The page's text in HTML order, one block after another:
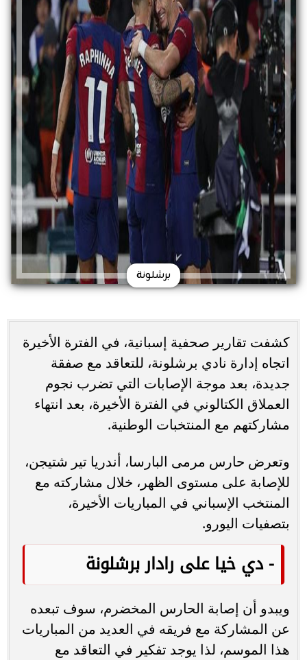
برشلونة
كشفت تقارير صحفية إسبانية، في الفترة الأخيرة
اتجاه إدارة نادي برشلونة، للتعاقد مع صفقة
جديدة، بعد موجة الإصابات التي تضرب نجوم
العملاق الكتالوني في الفترة الأخيرة، بعد انتهاء
مشاركتهم مع المنتخبات الوطنية.
وتعرض حارس مرمى البارسا، أندريا تير شتيجن،
للإصابة على مستوى الظهر، خلال مشاركته مع
المنتخب الإسباني في المباريات الأخيرة،
بتصفيات اليورو.
- دي خيا على رادار برشلونة
ويبدو أن إصابة الحارس المخضرم، سوف تبعده
عن المشاركة مع فريقه في العديد من المباريات
هذا الموسم، لذا يوجد تفكير في التعاقد مع